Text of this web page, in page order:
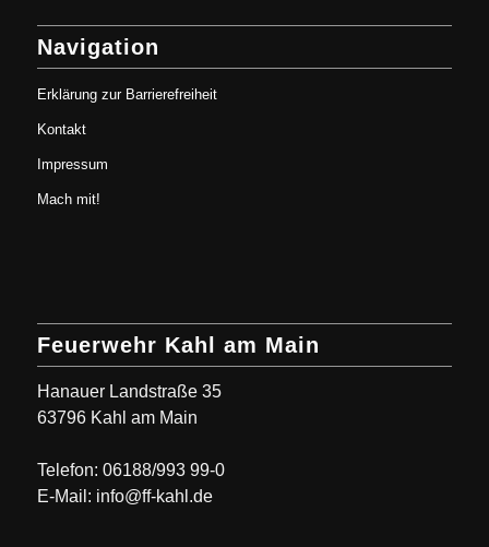
Navigation
Erklärung zur Barrierefreiheit
Kontakt
Impressum
Mach mit!
Feuerwehr Kahl am Main
Hanauer Landstraße 35
63796 Kahl am Main
Telefon: 06188/993 99-0
E-Mail: info@ff-kahl.de